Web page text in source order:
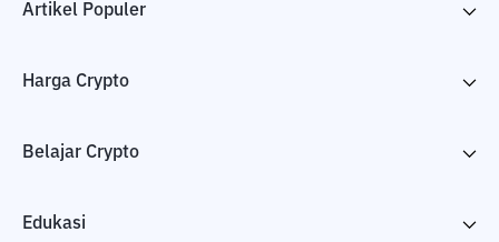
Artikel Populer
Harga Crypto
Belajar Crypto
Edukasi